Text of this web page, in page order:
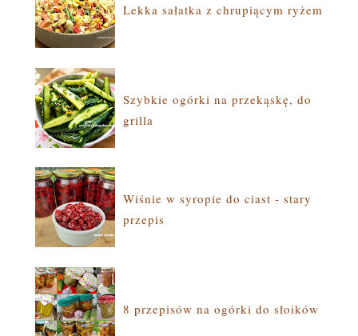
Lekka sałatka z chrupiącym ryżem
Szybkie ogórki na przekąskę, do
grilla
Wiśnie w syropie do ciast - stary
przepis
8 przepisów na ogórki do słoików